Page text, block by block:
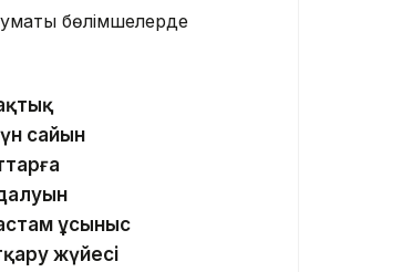
бөлімшелерде
сайын
астам ұсыныс
жүйесі